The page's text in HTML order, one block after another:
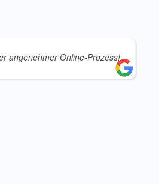
angenehmer Online-Prozess!